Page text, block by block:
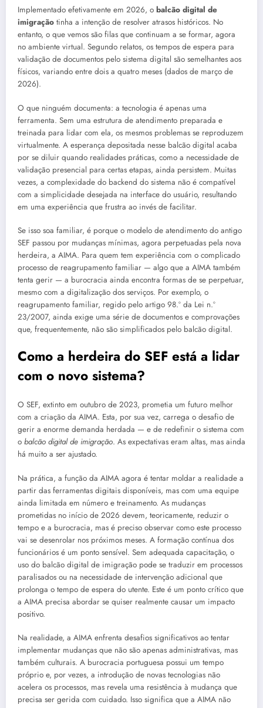
Implementado efetivamente em 2026, o balcão digital de
imigração tinha a intenção de resolver atrasos históricos. No
entanto, o que vemos são filas que continuam a se formar, agora
no ambiente virtual. Segundo relatos, os tempos de espera para
validação de documentos pelo sistema digital são semelhantes aos
físicos, variando entre dois a quatro meses (dados de março de
2026).
O que ninguém documenta: a tecnologia é apenas uma
ferramenta. Sem uma estrutura de atendimento preparada e
treinada para lidar com ela, os mesmos problemas se reproduzem
virtualmente. A esperança depositada nesse balcão digital acaba
por se diluir quando realidades práticas, como a necessidade de
validação presencial para certas etapas, ainda persistem. Muitas
vezes, a complexidade do backend do sistema não é compatível
com a simplicidade desejada na interface do usuário, resultando
em uma experiência que frustra ao invés de facilitar.
Se isso soa familiar, é porque o modelo de atendimento do antigo
SEF passou por mudanças mínimas, agora perpetuadas pela nova
herdeira, a AIMA. Para quem tem experiência com o complicado
processo de reagrupamento familiar — algo que a AIMA também
tenta gerir — a burocracia ainda encontra formas de se perpetuar,
mesmo com a digitalização dos serviços. Por exemplo, o
reagrupamento familiar, regido pelo artigo 98.º da Lei n.º
23/2007, ainda exige uma série de documentos e comprovações
que, frequentemente, não são simplificados pelo balcão digital.
Como a herdeira do SEF está a lidar
com o novo sistema?
O SEF, extinto em outubro de 2023, prometia um futuro melhor
com a criação da AIMA. Esta, por sua vez, carrega o desafio de
gerir a enorme demanda herdada — e de redefinir o sistema com
o balcão digital de imigração. As expectativas eram altas, mas ainda
há muito a ser ajustado.
Na prática, a função da AIMA agora é tentar moldar a realidade a
partir das ferramentas digitais disponíveis, mas com uma equipe
ainda limitada em número e treinamento. As mudanças
prometidas no início de 2026 devem, teoricamente, reduzir o
tempo e a burocracia, mas é preciso observar como este processo
vai se desenrolar nos próximos meses. A formação contínua dos
funcionários é um ponto sensível. Sem adequada capacitação, o
uso do balcão digital de imigração pode se traduzir em processos
paralisados ou na necessidade de intervenção adicional que
prolonga o tempo de espera do utente. Este é um ponto crítico que
a AIMA precisa abordar se quiser realmente causar um impacto
positivo.
Na realidade, a AIMA enfrenta desafios significativos ao tentar
implementar mudanças que não são apenas administrativas, mas
também culturais. A burocracia portuguesa possui um tempo
próprio e, por vezes, a introdução de novas tecnologias não
acelera os processos, mas revela uma resistência à mudança que
precisa ser gerida com cuidado. Isso significa que a AIMA não